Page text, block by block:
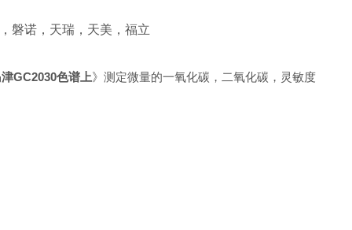
磐诺，天瑞，天美，福立
GC2030色谱上》测定微量的一氧化碳，二氧化碳，灵敏度